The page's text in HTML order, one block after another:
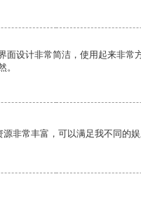
面设计非常简洁，使用起来非常
。
非常丰富，可以满足我不同的娱